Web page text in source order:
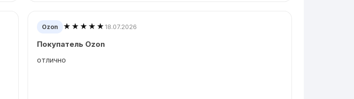
Ozon ★★★★★18.07.2026
Покупатель Ozon
отлично